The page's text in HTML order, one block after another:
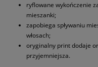
ryflowane wykończenie
mieszanki;
zapobiega spływaniu
włosach;
oryginalny print dodaje
przyjemniejsza.